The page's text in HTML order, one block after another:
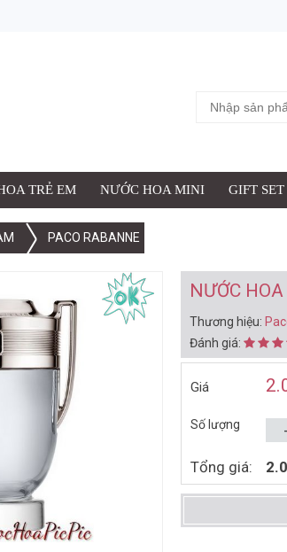
TRẺ EM NƯỚC HOA MINI GIFT
PACO RABANNE
NƯỚC
Thương hiệu:
Đánh giá:
Giá
Số lượng
Tổng giá:
HÀNG
(2013)
BOSS
75ML
NƯỚC HOA NỮ HERMES
1.294.000đ
Mua ngay